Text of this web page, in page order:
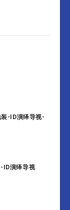
-ID演绎导视-
-ID演绎导视